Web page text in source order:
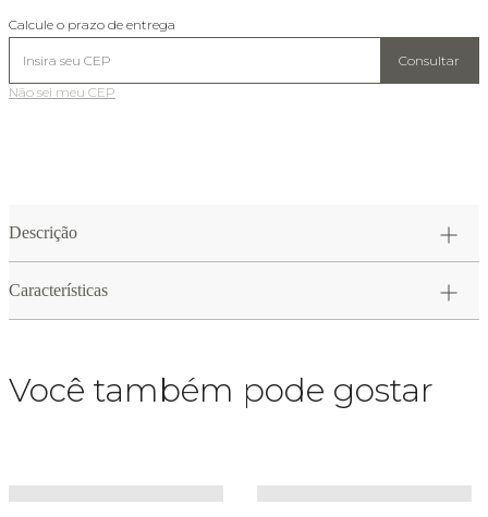
Calcule o prazo de entrega
Consultar
Não sei meu CEP
Descrição
Características
Você também pode gostar